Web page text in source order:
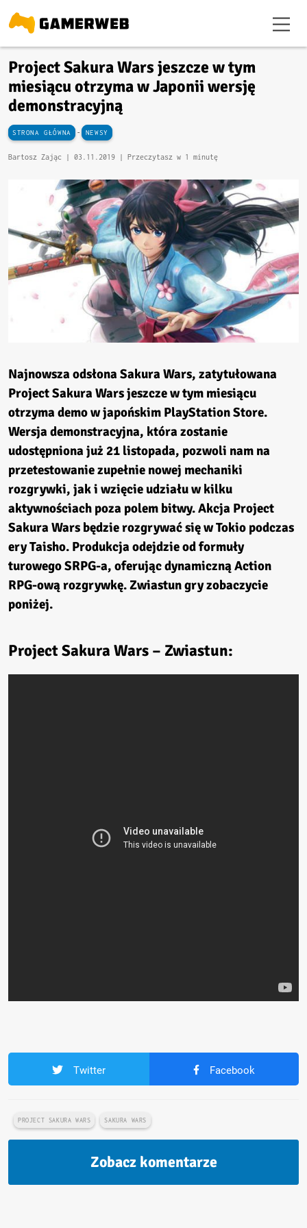
Project Sakura Wars jeszcze w tym
miesiącu otrzyma w Japonii wersję
demonstracyjną
STRONA GŁÓWNA - NEWSY
Bartosz Zając | 03.11.2019 | Przeczytasz w 1 minutę
Najnowsza odsłona Sakura Wars, zatytułowana
Project Sakura Wars jeszcze w tym miesiącu
otrzyma demo w japońskim PlayStation Store.
Wersja demonstracyjna, która zostanie
udostępniona już 21 listopada, pozwoli nam na
przetestowanie zupełnie nowej mechaniki
rozgrywki, jak i wzięcie udziału w kilku
aktywnościach poza polem bitwy. Akcja Project
Sakura Wars będzie rozgrywać się w Tokio podczas
ery Taisho. Produkcja odejdzie od formuły
turowego SRPG-a, oferując dynamiczną Action
RPG-ową rozgrywkę. Zwiastun gry zobaczycie
poniżej.
Project Sakura Wars – Zwiastun:
Twitter Facebook
PROJECT SAKURA WARS SAKURA WARS
Zobacz komentarze